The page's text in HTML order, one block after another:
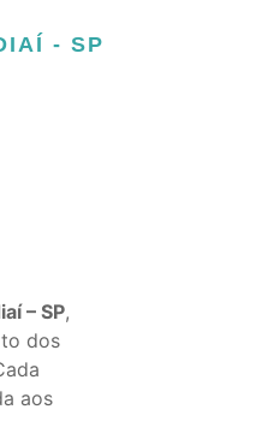
- SP
– SP,
dos
aos